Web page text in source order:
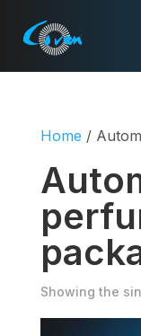
Home /
Showing the